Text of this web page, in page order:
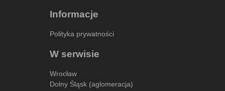
Informacje
Polityka prywatności
W serwisie
Wrocław
Dolny Śląsk (aglomeracja)